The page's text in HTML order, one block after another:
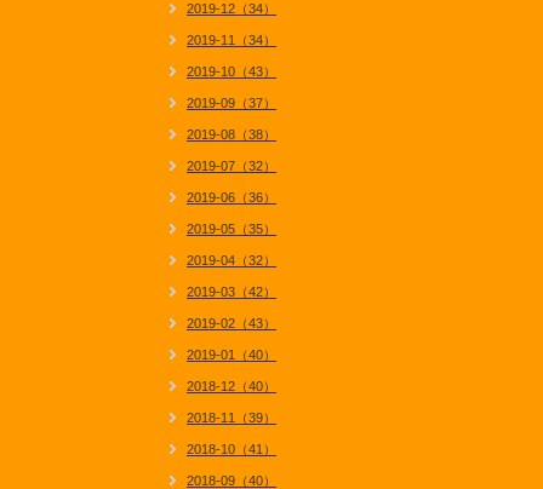
2019-12（34）
2019-11（34）
2019-10（43）
2019-09（37）
2019-08（38）
2019-07（32）
2019-06（36）
2019-05（35）
2019-04（32）
2019-03（42）
2019-02（43）
2019-01（40）
2018-12（40）
2018-11（39）
2018-10（41）
2018-09（40）